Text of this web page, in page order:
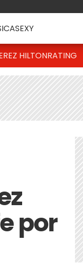
SEXY
HILTONRATING
por